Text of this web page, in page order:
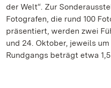
der Welt“. Zur
Fotografen, die rund 100
präsentiert, werden zwei
und 24. Oktober, jeweils um
Rundgangs beträgt etwa